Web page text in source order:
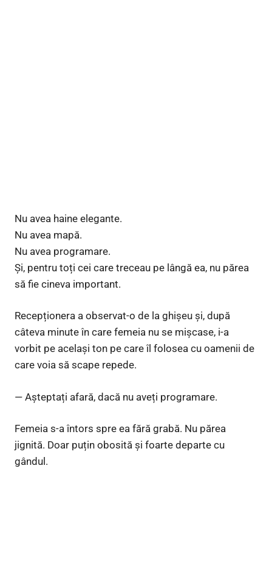
Nu avea haine elegante.
Nu avea mapă.
Nu avea programare.
Și, pentru toți cei care treceau pe lângă ea, nu părea
să fie cineva important.
Recepționera a observat-o de la ghișeu și, după
câteva minute în care femeia nu se mișcase, i-a
vorbit pe același ton pe care îl folosea cu oamenii de
care voia să scape repede.
— Așteptați afară, dacă nu aveți programare.
Femeia s-a întors spre ea fără grabă. Nu părea
jignită. Doar puțin obosită și foarte departe cu
gândul.